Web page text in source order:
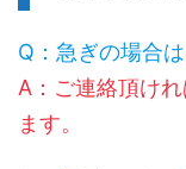
Q：急ぎの場合
A：ご連絡頂け
ます。